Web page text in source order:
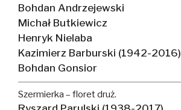
Bohdan Andrzejewski
Michał Butkiewicz
Henryk Nielaba
Kazimierz Barburski (1942-2016)
Bohdan Gonsior
Szermierka – floret druż.